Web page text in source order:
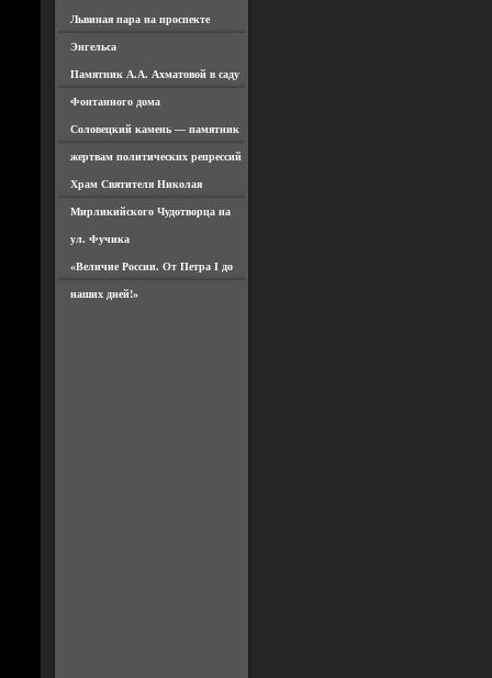
Львиная пара на проспекте
Энгельса
Памятник А.А. Ахматовой в саду
Фонтанного дома
Соловецкий камень — памятник
жертвам политических репрессий
Храм Святителя Николая
Мирликийского Чудотворца на
ул. Фучика
«Величие России. От Петра I до
наших дней!»